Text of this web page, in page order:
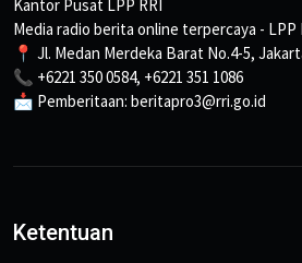
Kantor Pusat LPP RRI
Media radio berita online terpercaya - LPP
📍 Jl. Medan Merdeka Barat No.4-5,
📞 +6221 350 0584, +6221 351 1086
📩 Pemberitaan: beritapro3@rri.go.id
Ketentuan